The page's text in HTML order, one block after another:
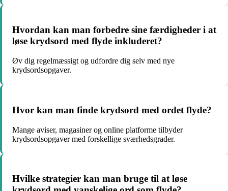
Hvordan kan man forbedre sine færdigheder i at
løse krydsord med flyde inkluderet?
Øv dig regelmæssigt og udfordre dig selv med nye
krydsordsopgaver.
Hvor kan man finde krydsord med ordet flyde?
Mange aviser, magasiner og online platforme tilbyder
krydsordsopgaver med forskellige sværhedsgrader.
Hvilke strategier kan man bruge til at løse